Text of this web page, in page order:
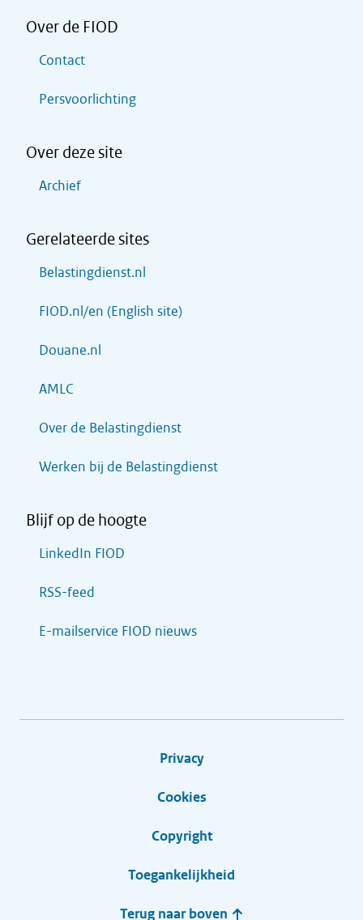
Over de FIOD
Contact
Persvoorlichting
Over deze site
Archief
Gerelateerde sites
Belastingdienst.nl
FIOD.nl/en (English site)
Douane.nl
AMLC
Over de Belastingdienst
Werken bij de Belastingdienst
Blijf op de hoogte
LinkedIn FIOD
RSS-feed
E-mailservice FIOD nieuws
Privacy
Cookies
Copyright
Toegankelijkheid
Terug naar boven